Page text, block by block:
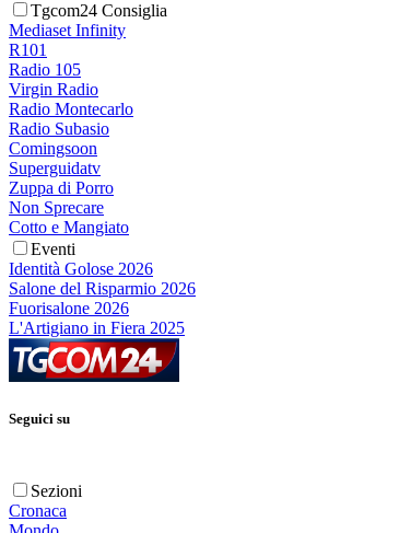
Tgcom24 Consiglia
Mediaset Infinity
R101
Radio 105
Virgin Radio
Radio Montecarlo
Radio Subasio
Comingsoon
Superguidatv
Zuppa di Porro
Non Sprecare
Cotto e Mangiato
Eventi
Identità Golose 2026
Salone del Risparmio 2026
Fuorisalone 2026
L'Artigiano in Fiera 2025
Seguici su
Sezioni
Cronaca